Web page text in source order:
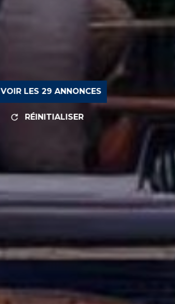
VOIR LES29 ANNONCES
RÉINITIALISER